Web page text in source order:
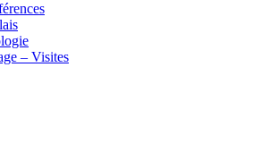
– Visites